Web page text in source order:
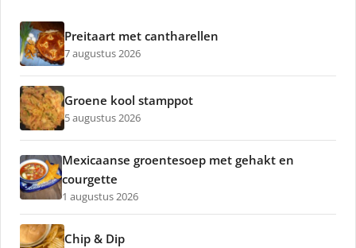
Preitaart met cantharellen
7 augustus 2026
Groene kool stamppot
5 augustus 2026
Mexicaanse groentesoep met gehakt en
courgette
1 augustus 2026
Chip & Dip